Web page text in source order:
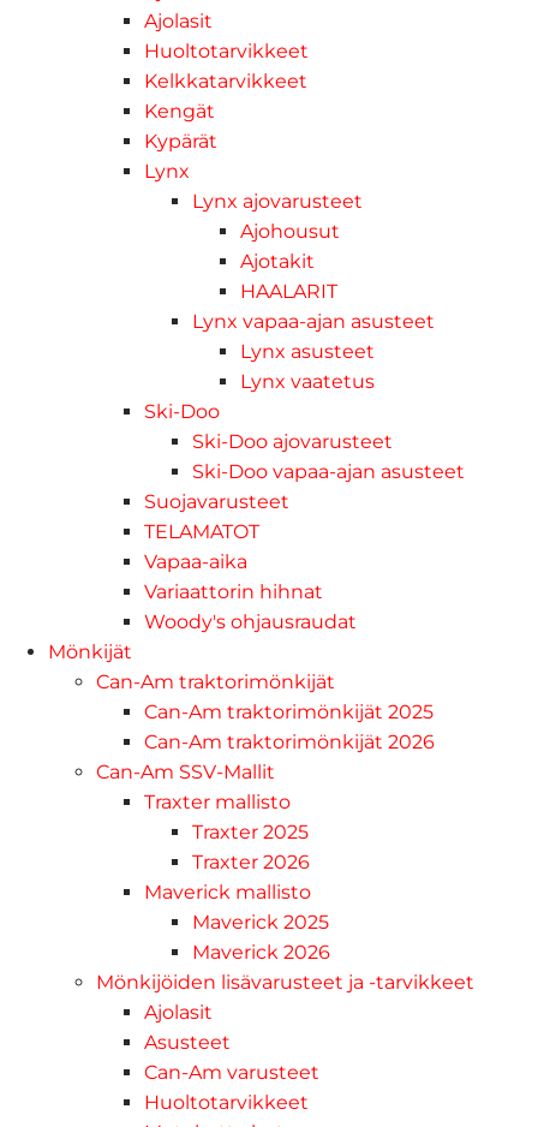
Ajolasit
Huoltotarvikkeet
Kelkkatarvikkeet
Kengät
Kypärät
Lynx
Lynx ajovarusteet
Ajohousut
Ajotakit
HAALARIT
Lynx vapaa-ajan asusteet
Lynx asusteet
Lynx vaatetus
Ski-Doo
Ski-Doo ajovarusteet
Ski-Doo vapaa-ajan asusteet
Suojavarusteet
TELAMATOT
Vapaa-aika
Variaattorin hihnat
Woody's ohjausraudat
Mönkijät
Can-Am traktorimönkijät
Can-Am traktorimönkijät 2025
Can-Am traktorimönkijät 2026
Can-Am SSV-Mallit
Traxter mallisto
Traxter 2025
Traxter 2026
Maverick mallisto
Maverick 2025
Maverick 2026
Mönkijöiden lisävarusteet ja -tarvikkeet
Ajolasit
Asusteet
Can-Am varusteet
Huoltotarvikkeet